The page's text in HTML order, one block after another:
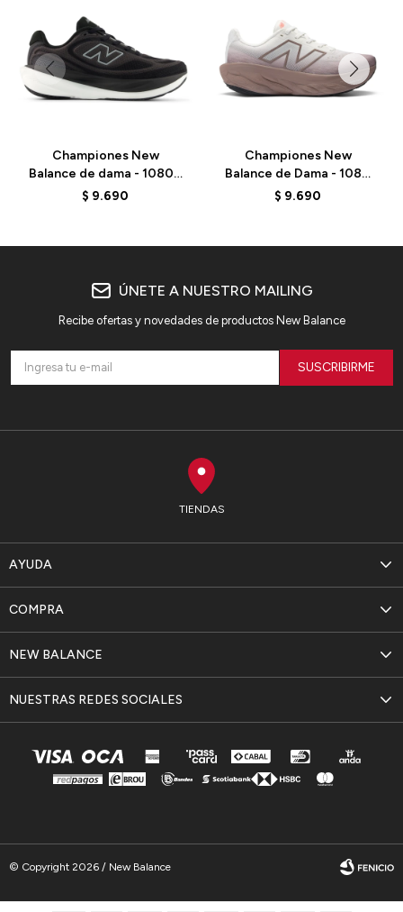
Championes New
Balance de dama - 1080 -
W1080815 - BLACK
$ 9.690
Championes New
Balance de Dama - 1080
V14 - W108014E -
$ 9.690
TIENDAS
AYUDA
NEW BALANCE
COMPRA
NUESTRAS REDES SOCIALES
ÚNETE A NUESTRO MAILING
Recibe ofertas y novedades de productos New Balance
SUSCRIBIRME
© Copyright 2026 / New Balance